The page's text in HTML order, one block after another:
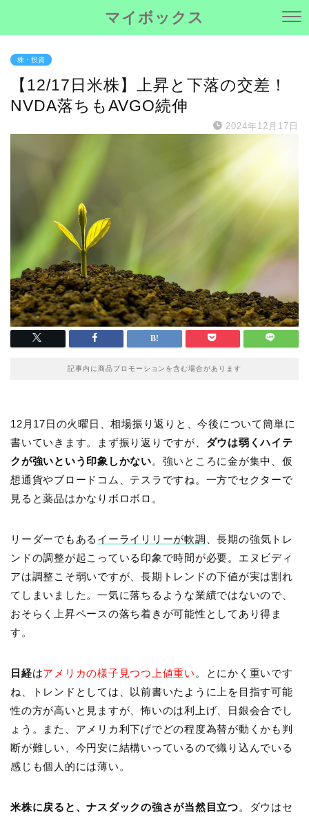
マイボックス
株・投資
【12/17日米株】上昇と下落の交差！
NVDA落ちもAVGO続伸
2024年12月17日
記事内に商品プロモーションを含む場合があります
12月17日の火曜日、相場振り返りと、今後について簡単に
書いていきます。まず振り返りですが、 ダウは弱くハイテ
クが強いという印象しかない。強いところに金が集中、仮
想通貨やブロードコム、テスラですね。一方でセクターで
見ると薬品はかなりボロボロ。
リーダーでもある イーライリリーが軟調
、長期の強気トレ
ンドの調整が起こっている印象で時間が必要。エヌビディ
アは調整こそ弱いですが、長期トレンドの下値が実は割れ
てしまいました。一気に落ちるような業績ではないので、
おそらく上昇ペースの落ち着きが可能性としてあり得ま
す。
日経はアメリカの様子見つつ上値重い 。とにかく重いです
ね、トレンドとしては、以前書いたように上を目指す可能
性の方が高いと見ますが、怖いのは利上げ、日銀会合でし
ょう。また、アメリカ利下げでどの程度為替が動くかも判
断が難しい、今円安に結構いっているので織り込んでいる
感じも個人的には薄い。
米株に戻ると、ナスダックの強さが当然目立つ。ダウはセ